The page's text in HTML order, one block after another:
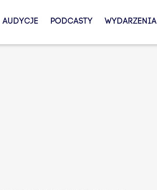
AUDYCJE PODCASTY WYDARZENIA